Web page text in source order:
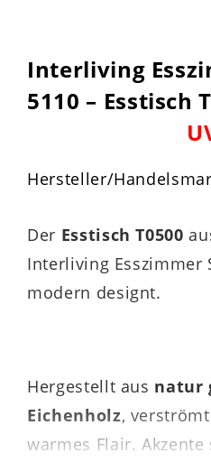
Interliving
5110 – Esstisch
Hersteller/
Der Esstisch T0500
Interliving Esszimmer
modern designt.
Hergestellt aus natur
Eichenholz,
warmes Flair.